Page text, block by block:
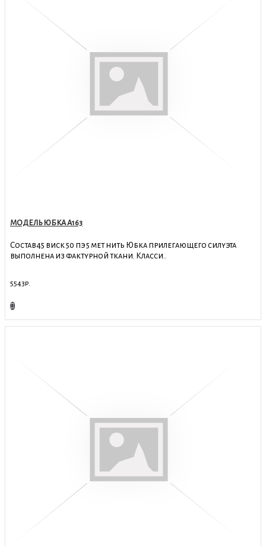
МОДЕЛЬ ЮБКА А163
Состав45 виск 50 пэ 5 мет нить Юбка прилегающего силуэта
выполнена из фактурной ткани. Класси..
5543р.